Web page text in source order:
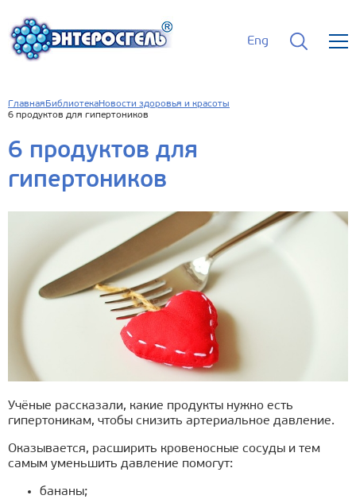
Eng
Главная БиблиотекаНовости здоровья и красоты
6 продуктов для гипертоников
6 продуктов для
гипертоников
Учёные рассказали, какие продукты нужно есть
гипертоникам, чтобы снизить артериальное давление.
Оказывается, расширить кровеносные сосуды и тем
самым уменьшить давление помогут:
бананы;